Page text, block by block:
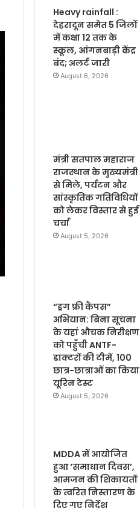
Heavy rainfall :
देहरादून समेत 5 जिलों
में कक्षा 12 तक के
स्कूल, आंगनबाड़ी केंद्र
बंद; अलर्ट जारी
August 6, 2026
मंत्री सतपाल महाराज
राजस्थान के मुख्यमंत्री
से मिले, पर्यटन और
सांस्कृतिक गतिविधियों
को लेकर विस्तार से हुई
चर्चा
August 5, 2026
“ड्रग फ्री कैंपस”
अभियान: बिना सूचना
के यहां औचक निरीक्षण
को पहुँची ANTF-
डाक्टरों की टीमें, 100
छात्र-छात्राओं का किया
यूरिन टेस्ट
August 5, 2026
MDDA में आयोजित
हुआ ‘समाधान दिवस’,
आमजन की शिकायतों
के त्वरित निस्तारण के
दिए गए निर्देश